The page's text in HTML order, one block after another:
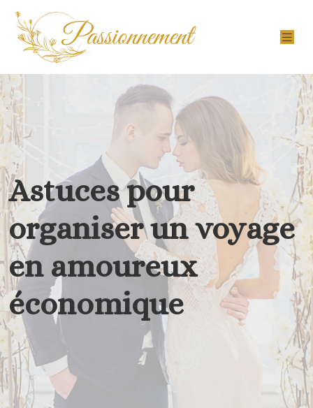
Astuces pour
organiser un voyage
en amoureux
économique